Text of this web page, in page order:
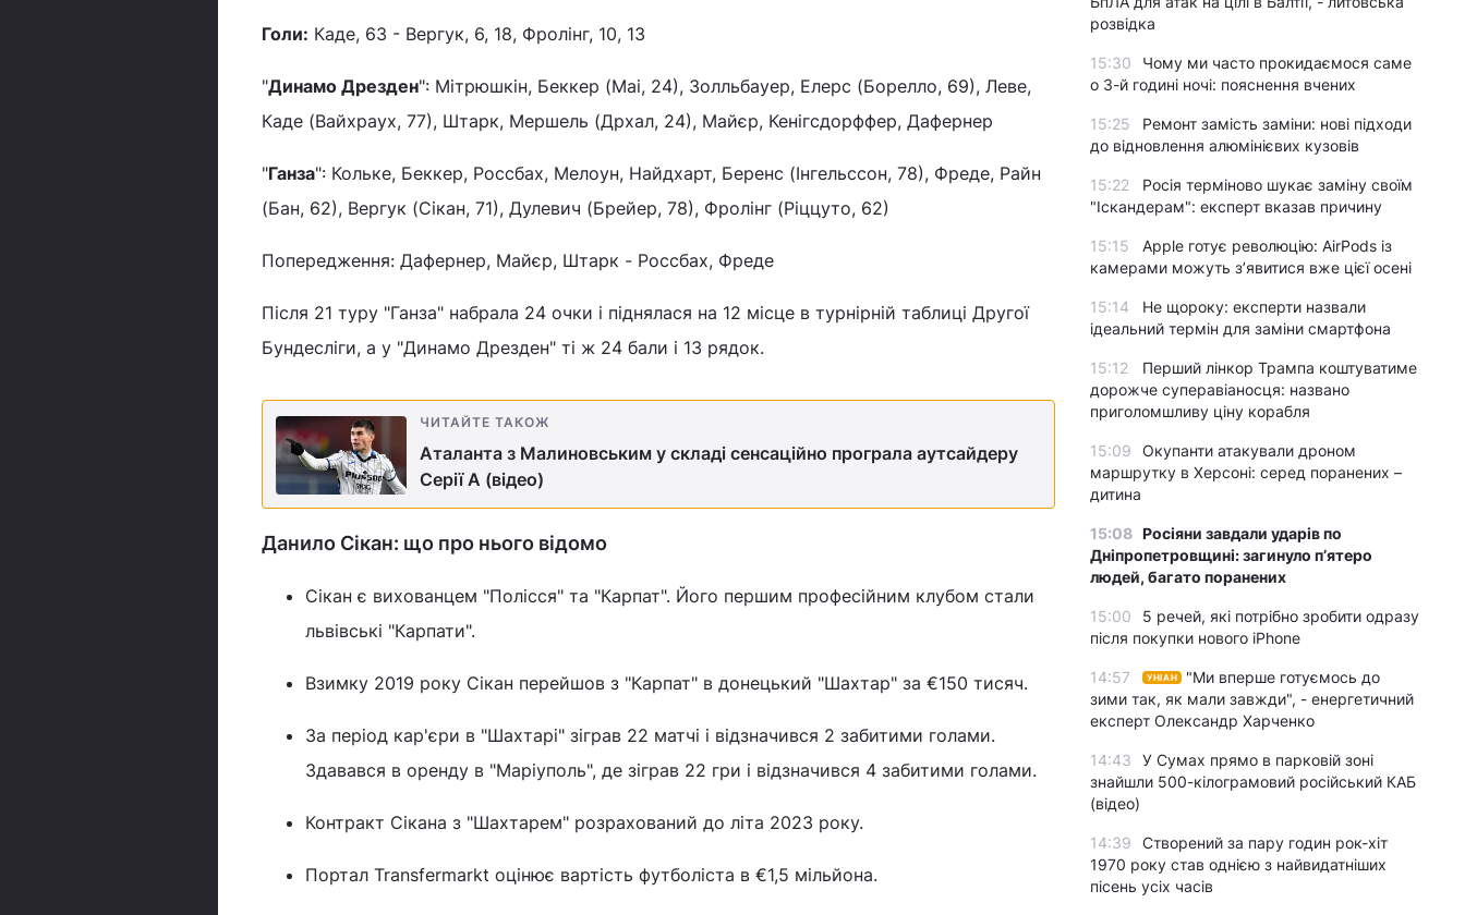
Голи: Каде, 63 - Вергук, 6, 18, Фролінг, 10, 13
"Динамо Дрезден": Мітрюшкін, Беккер (Маі, 24), Золльбауер, Елерс (Борелло, 69), Леве,
Каде (Вайхраух, 77), Штарк, Мершель (Дрхал, 24), Майєр, Кенігсдорффер, Дафернер
"Ганза": Кольке, Беккер, Россбах, Мелоун, Найдхарт, Беренс (Інгельссон, 78), Фреде, Райн
(Бан, 62), Вергук (Сікан, 71), Дулевич (Брейер, 78), Фролінг (Ріццуто, 62)
Попередження: Дафернер, Майєр, Штарк - Россбах, Фреде
Після 21 туру "Ганза" набрала 24 очки і піднялася на 12 місце в турнірній таблиці Другої
Бундесліги, а у "Динамо Дрезден" ті ж 24 бали і 13 рядок.
ЧИТАЙТЕ ТАКОЖ
Аталанта з Малиновським у складі сенсаційно програла аутсайдеру
Серії А (відео)
Данило Сікан: що про нього відомо
Сікан є вихованцем "Полісся" та "Карпат". Його першим професійним клубом стали
львівські "Карпати".
Взимку 2019 року Сікан перейшов з "Карпат" в донецький "Шахтар" за €150 тисяч.
За період кар'єри в "Шахтарі" зіграв 22 матчі і відзначився 2 забитими голами.
Здавався в оренду в "Маріуполь", де зіграв 22 гри і відзначився 4 забитими голами.
Контракт Сікана з "Шахтарем" розрахований до літа 2023 року.
Портал Transfermarkt оцінює вартість футболіста в €1,5 мільйона.
розвідка
15:30
Чому ми часто прокидаємося саме
о 3-й годині ночі: пояснення вчених
15:25
Ремонт замість заміни: нові підходи
до відновлення алюмінієвих кузовів
15:22
Росія терміново шукає заміну своїм
"Іскандерам": експерт вказав причину
15:15
Apple готує революцію: AirPods із
камерами можуть з’явитися вже цієї осені
15:14
Не щороку: експерти назвали
ідеальний термін для заміни смартфона
15:12
Перший лінкор Трампа коштуватиме
дорожче суперавіаносця: названо
приголомшливу ціну корабля
15:09
Окупанти атакували дроном
маршрутку в Херсоні: серед поранених –
дитина
15:08 Росіяни завдали ударів по
Дніпропетровщині: загинуло пʼятеро
людей, багато поранених
15:00
5 речей, які потрібно зробити одразу
після покупки нового iPhone
14:57 УНІАН
"Ми вперше готуємось до
зими так, як мали завжди", - енергетичний
експерт Олександр Харченко
14:43
У Сумах прямо в парковій зоні
знайшли 500-кілограмовий російський КАБ
(відео)
14:39
Створений за пару годин рок-хіт
1970 року став однією з найвидатніших
пісень усіх часів